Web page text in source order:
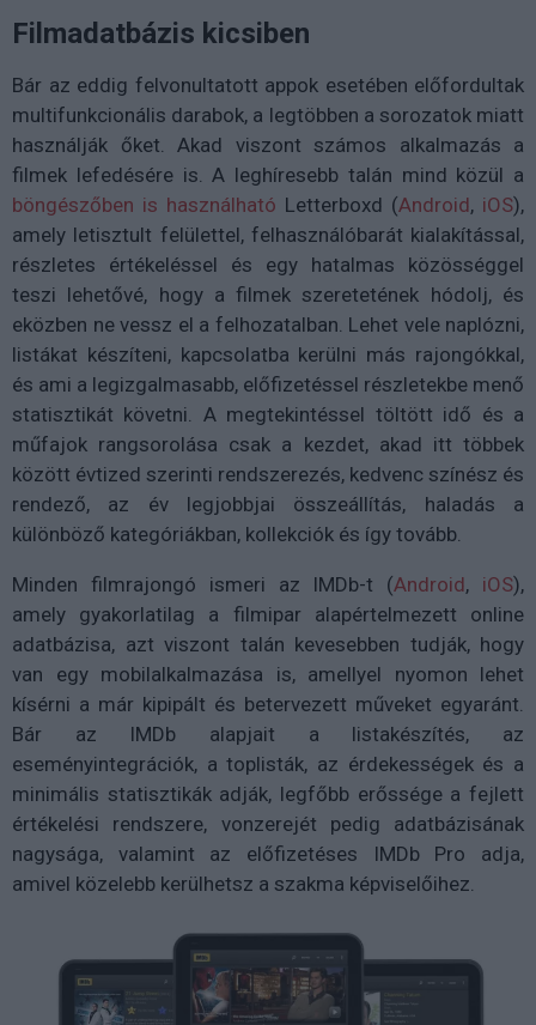
Filmadatbázis kicsiben
Bár az eddig felvonultatott appok esetében előfordultak
multifunkcionális darabok, a legtöbben a sorozatok miatt
használják őket. Akad viszont számos alkalmazás a
filmek lefedésére is. A leghíresebb talán mind közül a
böngészőben is használható Letterboxd (Android, iOS),
amely letisztult felülettel, felhasználóbarát kialakítással,
részletes értékeléssel és egy hatalmas közösséggel
teszi lehetővé, hogy a filmek szeretetének hódolj, és
eközben ne vessz el a felhozatalban. Lehet vele naplózni,
listákat készíteni, kapcsolatba kerülni más rajongókkal,
és ami a legizgalmasabb, előfizetéssel részletekbe menő
statisztikát követni. A megtekintéssel töltött idő és a
műfajok rangsorolása csak a kezdet, akad itt többek
között évtized szerinti rendszerezés, kedvenc színész és
rendező, az év legjobbjai összeállítás, haladás a
különböző kategóriákban, kollekciók és így tovább.
Minden filmrajongó ismeri az IMDb-t (Android, iOS),
amely gyakorlatilag a filmipar alapértelmezett online
adatbázisa, azt viszont talán kevesebben tudják, hogy
van egy mobilalkalmazása is, amellyel nyomon lehet
kísérni a már kipipált és betervezett műveket egyaránt.
Bár az IMDb alapjait a listakészítés, az
eseményintegrációk, a toplisták, az érdekességek és a
minimális statisztikák adják, legfőbb erőssége a fejlett
értékelési rendszere, vonzerejét pedig adatbázisának
nagysága, valamint az előfizetéses IMDb Pro adja,
amivel közelebb kerülhetsz a szakma képviselőihez.